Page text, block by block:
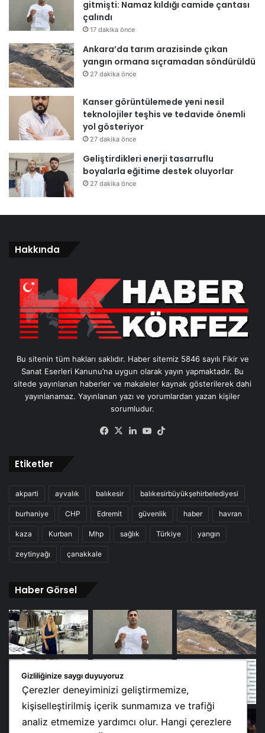
gitmişti: Namaz kıldığı camide çantası
çalındı
17 dakika önce
Ankara’da tarım arazisinde çıkan
yangın ormana sıçramadan söndürüldü
27 dakika önce
Kanser görüntülemede yeni nesil
teknolojiler teşhis ve tedavide önemli
yol gösteriyor
27 dakika önce
Geliştirdikleri enerji tasarruflu
boyalarla eğitime destek oluyorlar
27 dakika önce
Hakkında
Bu sitenin tüm hakları saklıdır. Haber sitemiz 5846 sayılı Fikir ve
Sanat Eserleri Kanunu’na uygun olarak yayın yapmaktadır. Bu
sitede yayınlanan haberler ve makaleler kaynak gösterilerek dahi
yayınlanamaz. Yayınlanan yazı ve yorumlardan yazan kişiler
sorumludur.
Facebook
X LinkedInYouTube
Etiketler
akparti ayvalık balıkesir balıkesirbüyükşehirbelediyesi
burhaniye CHP Edremit güvenlik haber havran
kaza Kurban Mhp sağlık Türkiye yangın
zeytinyağı çanakkale
Haber Görsel
Gizliliğinize saygı duyuyoruz
Çerezler deneyiminizi geliştirmemize,
kişiselleştirilmiş içerik sunmamıza ve trafiği
analiz etmemize yardımcı olur. Hangi çerezlere